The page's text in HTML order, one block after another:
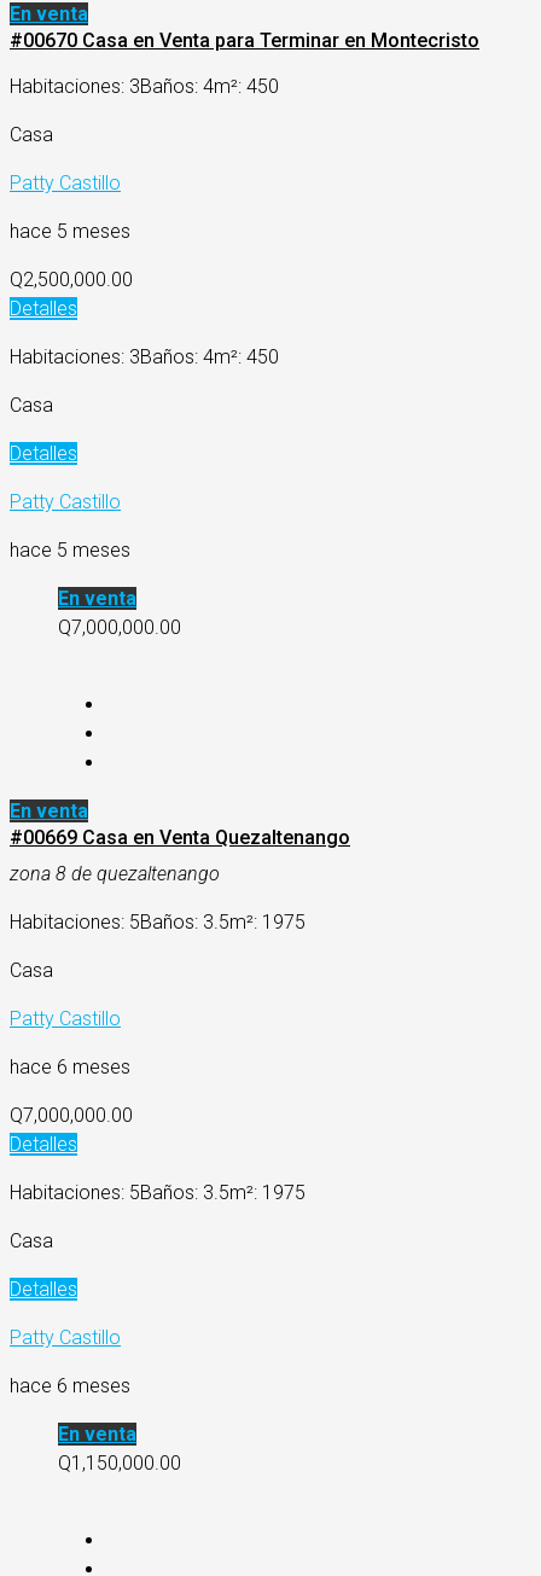
En venta
#00670 Casa en Venta para Terminar en Montecristo
Habitaciones: 3Baños: 4m²: 450
Casa
Patty Castillo
hace 5 meses
Q2,500,000.00
Detalles
Habitaciones: 3Baños: 4m²: 450
Casa
Detalles
Patty Castillo
hace 5 meses
En venta
Q7,000,000.00
En venta
#00669 Casa en Venta Quezaltenango
zona 8 de quezaltenango
Habitaciones: 5Baños: 3.5m²: 1975
Casa
Patty Castillo
hace 6 meses
Q7,000,000.00
Detalles
Habitaciones: 5Baños: 3.5m²: 1975
Casa
Detalles
Patty Castillo
hace 6 meses
En venta
Q1,150,000.00